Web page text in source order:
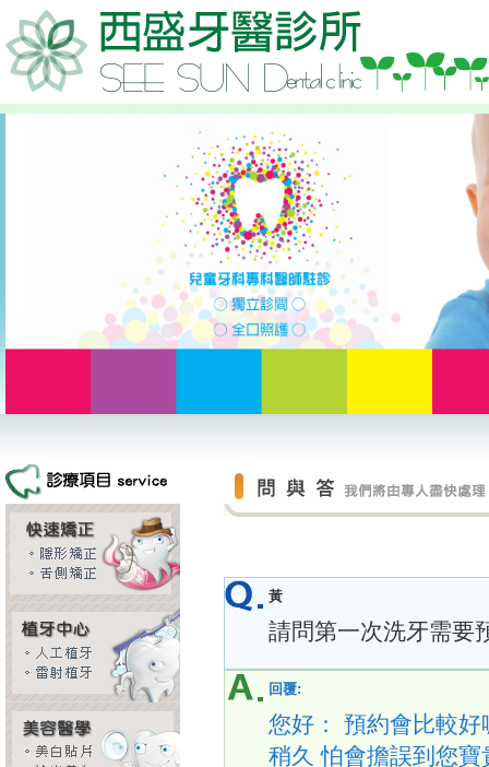
黃
請問第一次洗牙需要
回覆:
您好： 預約會比較
稍久 怕會擔誤到您